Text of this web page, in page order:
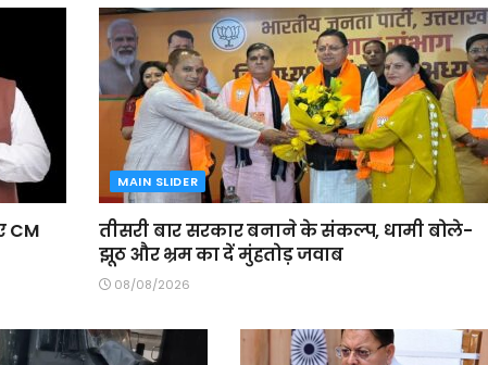
CM
MAIN SLIDER
तीसरी बार सरकार बनाने के संकल्प, धामी बोले-
झूठ और भ्रम का दें मुंहतोड़ जवाब
08/08/2026